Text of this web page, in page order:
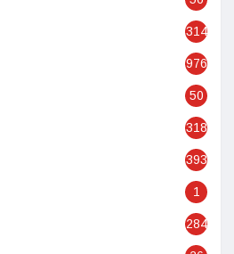
314
976
50
318
393
1
284